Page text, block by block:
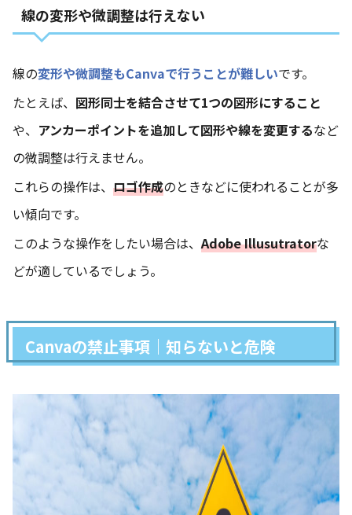
線の変形や微調整は行えない
線の変形や微調整もCanvaで行うことが難しいです。
たとえば、 図形同士を結合させて1つの図形にすること
や、 アンカーポイントを追加して図形や線を変更するなど
の微調整は行えません。
これらの操作は、 ロゴ作成のときなどに使われることが多
い傾向です。
このような操作をしたい場合は、Adobe Illusutratorな
どが適しているでしょう。
Canvaの禁止事項｜知らないと危険